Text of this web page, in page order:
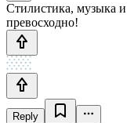
Стилистика, музыка
превосходно!
Reply